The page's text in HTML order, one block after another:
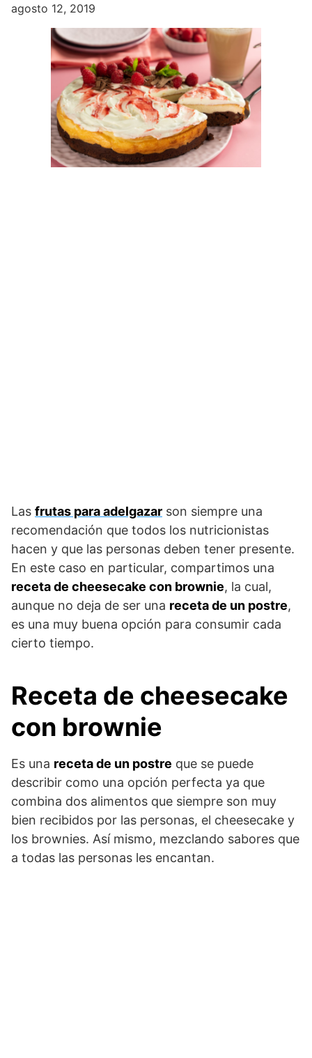
agosto 12, 2019
Las frutas para adelgazar son siempre una
recomendación que todos los nutricionistas
hacen y que las personas deben tener presente.
En este caso en particular, compartimos una
receta de cheesecake con brownie, la cual,
aunque no deja de ser una receta de un postre,
es una muy buena opción para consumir cada
cierto tiempo.
Receta de cheesecake
con brownie
Es una receta de un postre que se puede
describir como una opción perfecta ya que
combina dos alimentos que siempre son muy
bien recibidos por las personas, el cheesecake y
los brownies. Así mismo, mezclando sabores que
a todas las personas les encantan.